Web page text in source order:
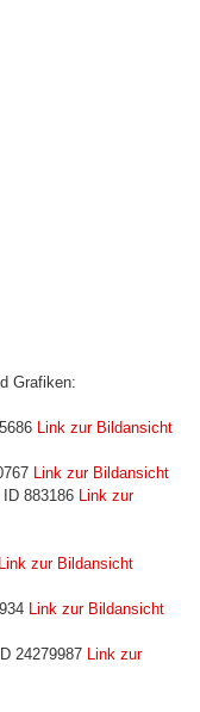
Grafiken:
Link zur Bildansicht
Link zur Bildansicht
883186 Link zur
Link zur Bildansicht
Link zur Bildansicht
24279987 Link zur